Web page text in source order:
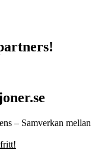
– Samverkan mellan